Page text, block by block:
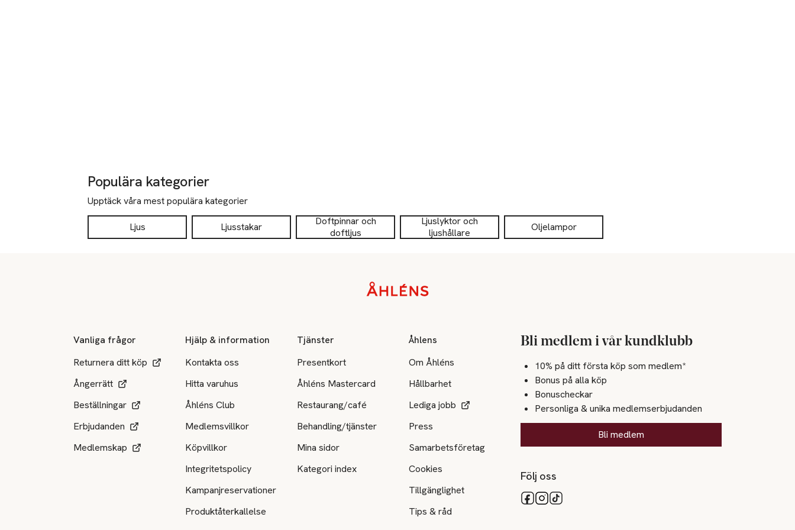
Populära kategorier
Upptäck våra mest populära kategorier
Ljus Ljusstakar
Doftpinnar och
doftljus
Ljuslyktor och
ljushållare
Oljelampor
Vanliga frågor
Returnera ditt köp
Ångerrätt
Beställningar
Erbjudanden
Medlemskap
Hjälp & information
Kontakta oss
Hitta varuhus
Åhléns Club
Medlemsvillkor
Köpvillkor
Integritetspolicy
Kampanjreservationer
Produktåterkallelse
Tjänster
Presentkort
Åhléns Mastercard
Restaurang/café
Behandling/tjänster
Mina sidor
Kategori index
Åhlens
Om Åhléns
Hållbarhet
Lediga jobb
Press
Samarbetsföretag
Cookies
Tillgänglighet
Tips & råd
Bli medlem i vår kundklubb
10% på ditt första köp som medlem*
Bonus på alla köp
Bonuscheckar
Personliga & unika medlemserbjudanden
Bli medlem
Följ oss